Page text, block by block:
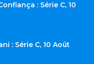
: Série C, 10
: Série C, 10 Août